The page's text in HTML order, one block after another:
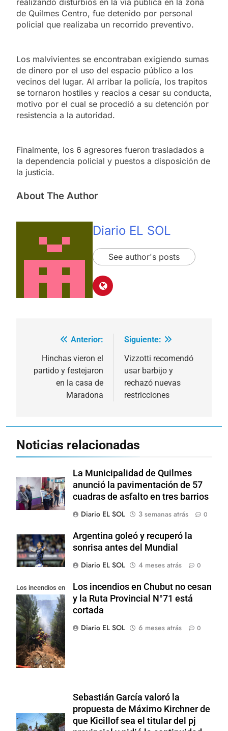
de Quilmes Centro, fue detenido por personal
policial que realizaba un recorrido preventivo.
Los malvivientes se encontraban exigiendo sumas
de dinero por el uso del espacio público a los
vecinos del lugar. Al arribar la policía, los trapitos
se tornaron hostiles y reacios a cesar su conducta,
motivo por el cual se procedió a su detención por
resistencia a la autoridad.
Finalmente, los 6 agresores fueron trasladados a
la dependencia policial y puestos a disposición de
la justicia.
About The Author
Diario EL SOL
See author's posts
Navegación
entradas
Anterior:
Hinchas vieron el
partido y festejaron
en la casa de
Maradona
Siguiente:
Vizzotti recomendó
usar barbijo y
rechazó nuevas
restricciones
Noticias relacionadas
La Municipalidad de Quilmes
anunció la pavimentación de 57
cuadras de asfalto en tres barrios
Diario EL SOL
3 semanas atrás 0
Argentina goleó y recuperó la
sonrisa antes del Mundial
Diario EL SOL
4 meses atrás 0
Los incendios en
Chubut no cesan
y la Ruta
Provincial N°71
está cortada
Los incendios en Chubut no cesan
y la Ruta Provincial N°71 está
cortada
Diario EL SOL
6 meses atrás 0
Sebastián García valoró la
propuesta de Máximo Kirchner de
que Kicillof sea el titular del pj